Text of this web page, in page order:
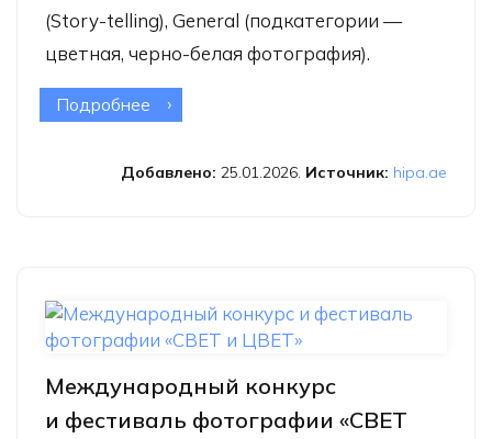
(Story-telling), General (подкатегории —
цветная, черно-белая фотография).
Подробнее о Международный фотоконкурс
Добавлено: 25.01.2026. Источник: hipa.ae
Международный конкурс
и фестиваль фотографии «СВЕТ